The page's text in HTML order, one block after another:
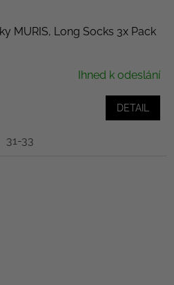
MURIS, Long Socks 3x Pack
Ihned k odeslání
DETAIL
31-33